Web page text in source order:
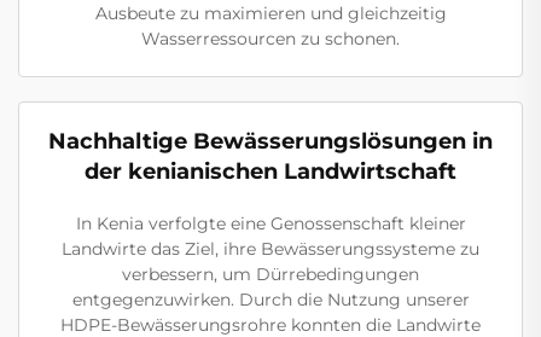
Ausbeute zu maximieren und gleichzeitig
Wasserressourcen zu schonen.
Nachhaltige Bewässerungslösungen in
der kenianischen Landwirtschaft
In Kenia verfolgte eine Genossenschaft kleiner
Landwirte das Ziel, ihre Bewässerungssysteme zu
verbessern, um Dürrebedingungen
entgegenzuwirken. Durch die Nutzung unserer
HDPE-Bewässerungsrohre konnten die Landwirte